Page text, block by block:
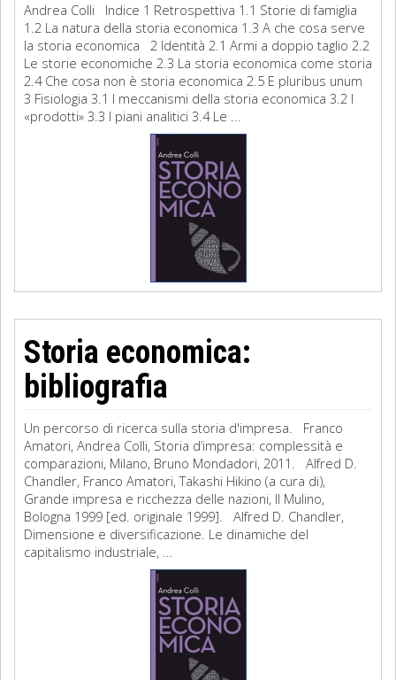
Andrea Colli Indice 1 Retrospettiva 1.1 Storie di famiglia
1.2 La natura della storia economica 1.3 A che cosa serve
la storia economica 2 Identità 2.1 Armi a doppio taglio 2.2
Le storie economiche 2.3 La storia economica come storia
2.4 Che cosa non è storia economica 2.5 E pluribus unum
3 Fisiologia 3.1 I meccanismi della storia economica 3.2 I
«prodotti» 3.3 I piani analitici 3.4 Le ...
Storia economica:
bibliografia
Un percorso di ricerca sulla storia d'impresa. Franco
Amatori, Andrea Colli, Storia d’impresa: complessità e
comparazioni, Milano, Bruno Mondadori, 2011. Alfred D.
Chandler, Franco Amatori, Takashi Hikino (a cura di),
Grande impresa e ricchezza delle nazioni, Il Mulino,
Bologna 1999 [ed. originale 1999]. Alfred D. Chandler,
Dimensione e diversificazione. Le dinamiche del
capitalismo industriale, ...